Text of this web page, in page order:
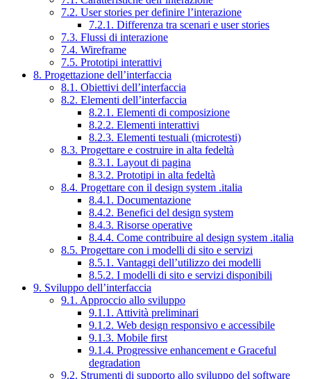
7.2. User stories per definire l’interazione
7.2.1. Differenza tra scenari e user stories
7.3. Flussi di interazione
7.4. Wireframe
7.5. Prototipi interattivi
8. Progettazione dell’interfaccia
8.1. Obiettivi dell’interfaccia
8.2. Elementi dell’interfaccia
8.2.1. Elementi di composizione
8.2.2. Elementi interattivi
8.2.3. Elementi testuali (microtesti)
8.3. Progettare e costruire in alta fedeltà
8.3.1. Layout di pagina
8.3.2. Prototipi in alta fedeltà
8.4. Progettare con il design system .italia
8.4.1. Documentazione
8.4.2. Benefici del design system
8.4.3. Risorse operative
8.4.4. Come contribuire al design system .italia
8.5. Progettare con i modelli di sito e servizi
8.5.1. Vantaggi dell’utilizzo dei modelli
8.5.2. I modelli di sito e servizi disponibili
9. Sviluppo dell’interfaccia
9.1. Approccio allo sviluppo
9.1.1. Attività preliminari
9.1.2. Web design responsivo e accessibile
9.1.3. Mobile first
9.1.4. Progressive enhancement e Graceful
degradation
9.2. Strumenti di supporto allo sviluppo del software